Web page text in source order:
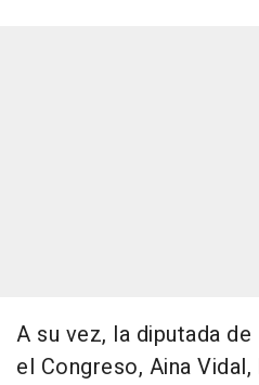
A su vez, la diputada
el Congreso, Aina